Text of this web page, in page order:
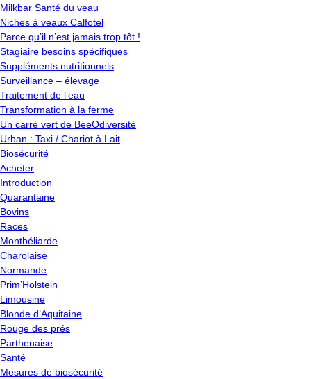
Milkbar Santé du veau
Niches à veaux Calfotel
Parce qu’il n’est jamais trop tôt !
Stagiaire besoins spécifiques
Suppléments nutritionnels
Surveillance – élevage
Traitement de l’eau
Transformation à la ferme
Un carré vert de BeeOdiversité
Urban : Taxi / Chariot à Lait
Biosécurité
Acheter
Introduction
Quarantaine
Bovins
Races
Montbéliarde
Charolaise
Normande
Prim’Holstein
Limousine
Blonde d’Aquitaine
Rouge des prés
Parthenaise
Santé
Mesures de biosécurité